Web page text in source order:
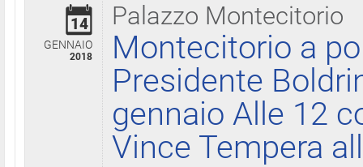
Palazzo Montecitorio
14
GENNAIO
2018
Montecitorio a
Presidente
gennaio Alle 12
Vince Tempera